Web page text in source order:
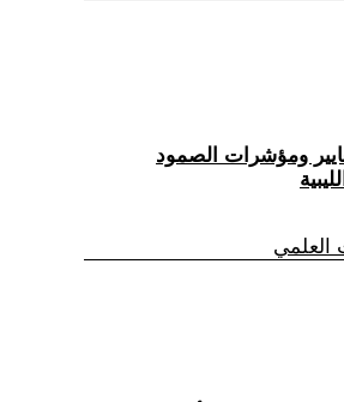
ومؤشرات الصمود
العلمي